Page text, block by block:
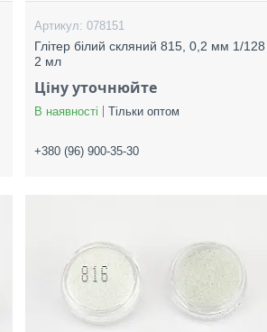
078151
Глітер білий скляний 815, 0,2 мм 1/128 ,
2 мл
Ціну уточнюйте
В наявності Тільки оптом
+380 (96) 900-35-30